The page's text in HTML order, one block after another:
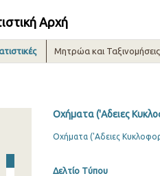
Αρχή
Μητρώα και Ταξινομήσεις
Οχήματα ('Αδειες
Οχήματα ('Αδειες
Δελτίο Τύπου